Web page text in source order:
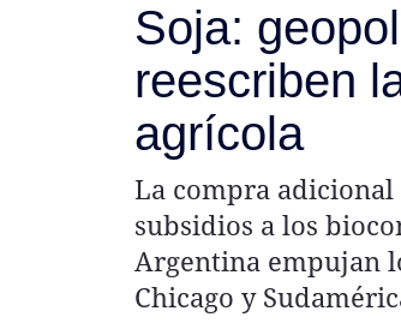
Seguinos
Soja:
reescriben
agrícola
La compra adicional
subsidios a los
Argentina empujan
Chicago y